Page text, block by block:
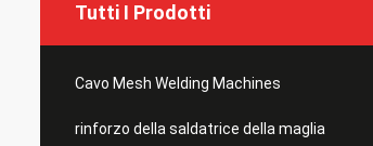
Tutti I Prodotti
Cavo Mesh Welding Machines
rinforzo della saldatrice della maglia